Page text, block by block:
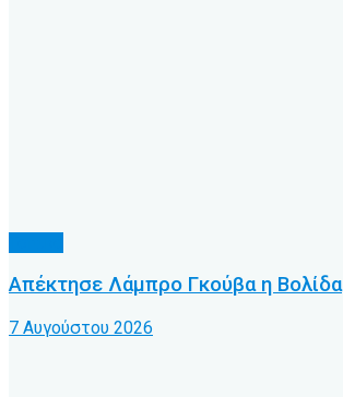
Απέκτησε Λάμπρο Γκούβα η Βολίδα
7 Αυγούστου 2026